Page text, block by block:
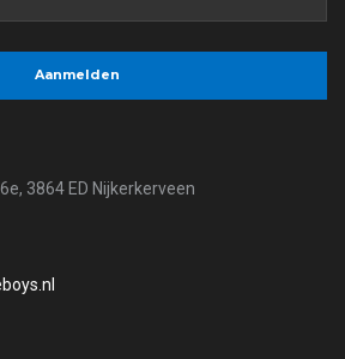
3864 ED Nijkerkerveen